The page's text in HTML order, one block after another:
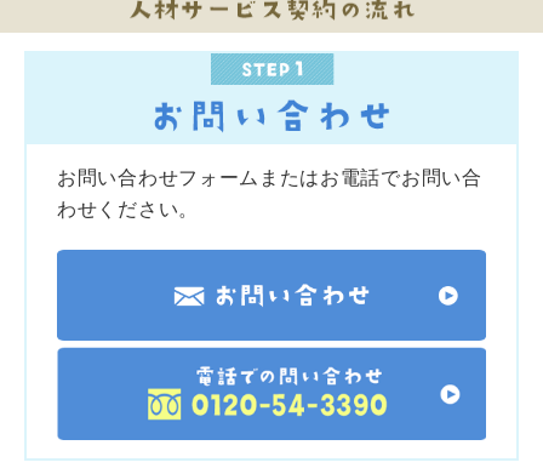
お問い合わせフォームまたはお電話でお問い合
わせください。